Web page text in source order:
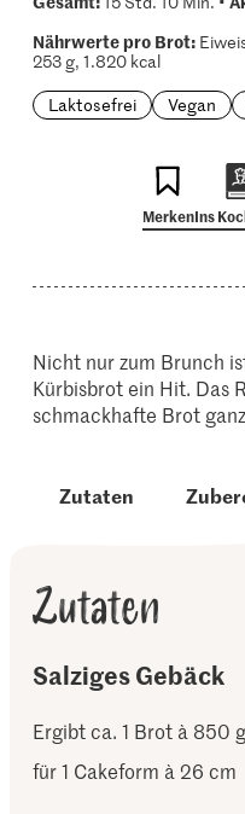
Nährwerte pro Brot:
253 g, 1.820 kcal
Laktosefrei
Vegan
MerkenIns
Nicht nur zum Brunch
Kürbisbrot ein Hit. Das
schmackhafte Brot
Zutaten
Zutaten
Salziges Gebäck
Ergibt ca. 1 Brot à 850
für 1 Cakeform à 26 cm